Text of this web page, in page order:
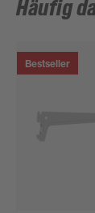
Häufig
Bestseller